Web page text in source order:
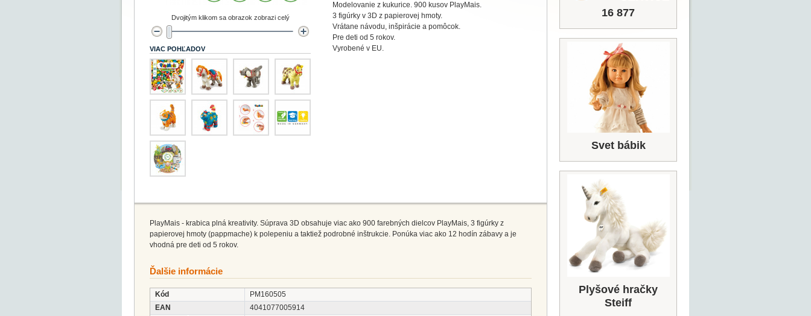
Modelovanie z kukurice. 900 kusov PlayMais.
3 figúrky v 3D z papierovej hmoty.
Vrátane návodu, inšpirácie a pomôcok.
Pre deti od 5 rokov.
Vyrobené v EU.
Dvojitým klikom sa obrazok zobrazi celý
VIAC POHĽADOV
PlayMais - krabica plná kreativity. Súprava 3D obsahuje viac ako 900 farebných dielcov PlayMais, 3 figúrky z
papierovej hmoty (pappmache) k polepeniu a taktiež podrobné inštrukcie. Ponúka viac ako 12 hodín zábavy a je
vhodná pre deti od 5 rokov.
Ďalšie informácie
Kód
PM160505
EAN
4041077005914
16 877
Svet bábik
Plyšové hračky
Steiff